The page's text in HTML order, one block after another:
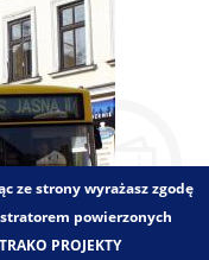
ze strony wyrażasz zgodę
powierzonych
PROJEKTY